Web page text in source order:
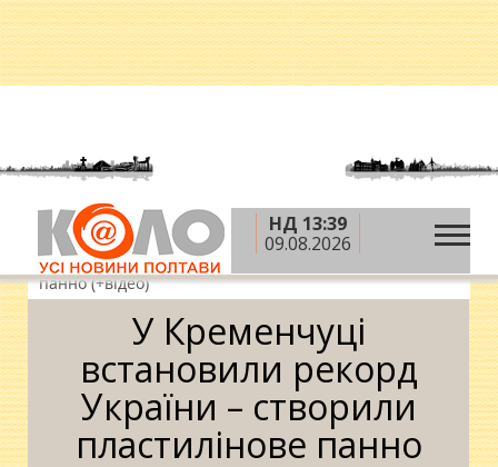
НД 13:39
09.08.2026
Головна » Новини » Дозвілля »У Кременчуці
встановили рекорд України – створили пластилінове
панно (+відео)
У Кременчуці
встановили рекорд
України – створили
пластилінове панно